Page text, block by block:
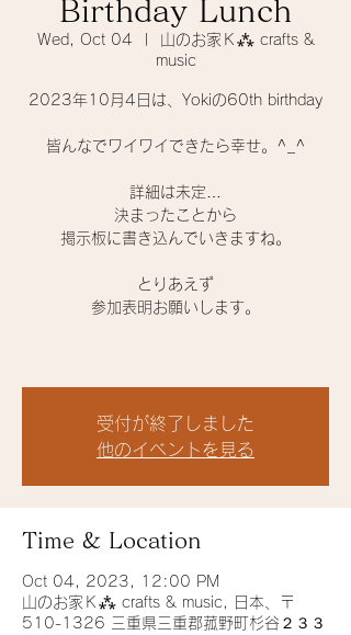
Birthday Lunch
Wed, Oct 04
山のお家Ｋ⁂ crafts &
music
2023年10月4日は、Yokiの60th birthday
皆んなでワイワイできたら幸せ。^_^
詳細は未定…
決まったことから
掲示板に書き込んでいきますね。
とりあえず
参加表明お願いします。
受付が終了しました
他のイベントを見る
Time & Location
Oct 04, 2023, 12:00 PM
山のお家Ｋ⁂ crafts & music, 日本、〒
510-1326 三重県三重郡菰野町杉谷２３３